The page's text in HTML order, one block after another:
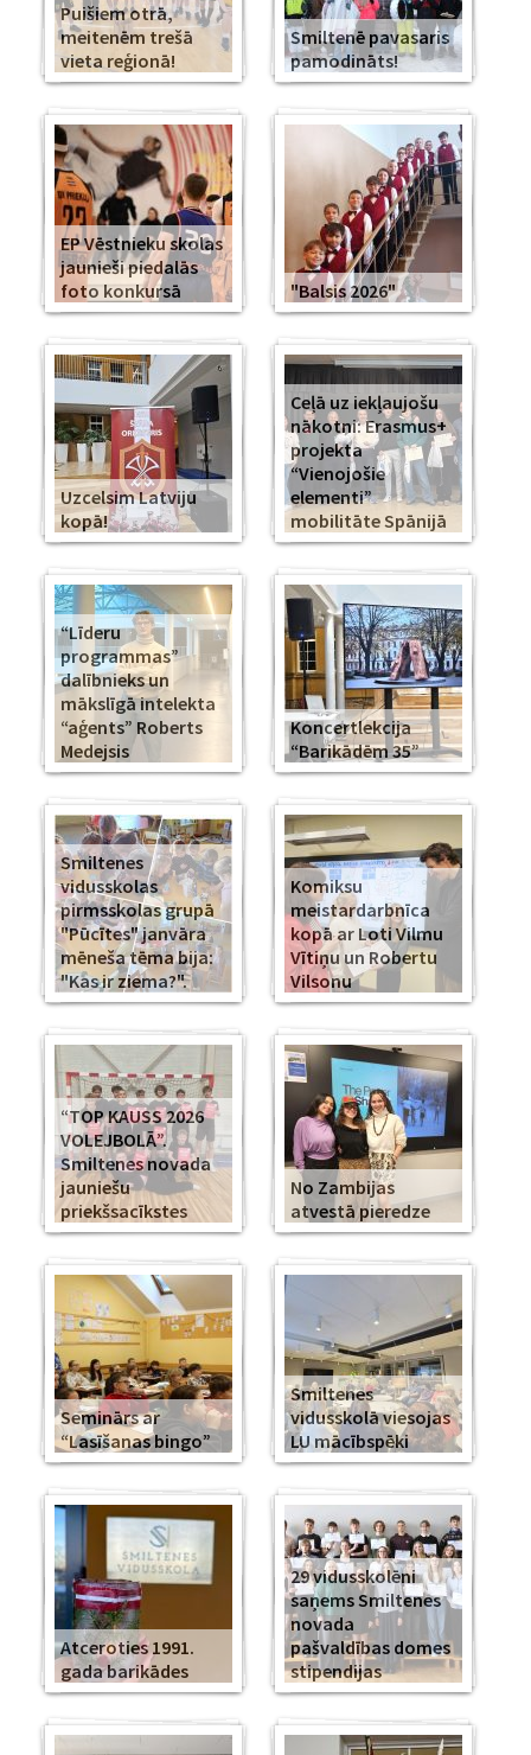
Puišiem otrā,
meitenēm trešā
vieta reģionā!
Smiltenē pavasaris
pamodināts!
EP Vēstnieku skolas
jaunieši piedalās
foto konkursā
"Balsis 2026"
Uzcelsim Latviju
kopā!
Ceļā uz iekļaujošu
nākotni: Erasmus+
projekta
“Vienojošie
elementi”
mobilitāte Spānijā
“Līderu
programmas”
dalībnieks un
mākslīgā intelekta
“aģents” Roberts
Medejsis
Koncertlekcija
“Barikādēm 35”
Smiltenes
vidusskolas
pirmsskolas grupā
"Pūcītes" janvāra
mēneša tēma bija:
"Kas ir ziema?".
Komiksu
meistardarbnīca
kopā ar Loti Vilmu
Vītiņu un Robertu
Vilsonu
“TOP KAUSS 2026
VOLEJBOLĀ”.
Smiltenes novada
jauniešu
priekšsacīkstes
No Zambijas
atvestā pieredze
Seminārs ar
“Lasīšanas bingo”
Smiltenes
vidusskolā viesojas
LU mācībspēki
Atceroties 1991.
gada barikādes
29 vidusskolēni
saņems Smiltenes
novada
pašvaldības domes
stipendijas